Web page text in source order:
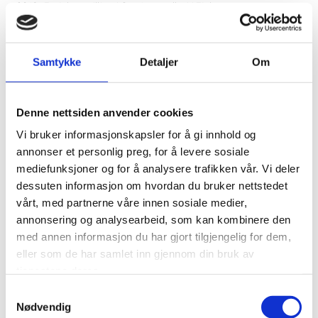
Samtykke Detaljer Om
Denne nettsiden anvender cookies
Vi bruker informasjonskapsler for å gi innhold og
annonser et personlig preg, for å levere sosiale
mediefunksjoner og for å analysere trafikken vår. Vi deler
dessuten informasjon om hvordan du bruker nettstedet
vårt, med partnerne våre innen sosiale medier,
annonsering og analysearbeid, som kan kombinere den
med annen informasjon du har gjort tilgjengelig for dem,
eller som de har samlet inn gjennom din bruk av
Nødvendig
2019: Førjulsutstilling i Grethes galleri i Fjaler
2019: Separatutstilling «Utsikt» ved Jølstramuseet på
Vassenden, Jølster.
2018: November: Jubileums utstilling/ny-åpning/boklansering
2018: Debuterte med diktboka «Utsikt» med eigne tekstar og
eigne malerier som illustrasjoner. Utgitt på Lyrikkforlaget.
2018: Separatutstilling v/Galleri Stylo i Hvervenbukta, Oslo
(14-16.sept)
2017-2018: Utstilling v/ Bømlo Hotell, Rubbestadneset. (Des-
april).
2017:»Løvinna for ein kveld». Gåve til kunstauksjon til inntekt
for vanskeligstilte born og unge, Lions club Stord.
2017: Karmøyutstillinga V/Karmøy Lions club.
2016: 19 nov. Ustillingsopning/Nyopning i Grethes galleri i eige
2016: Haustutstillinga v/Galleri Oddvar Olsen & Co i